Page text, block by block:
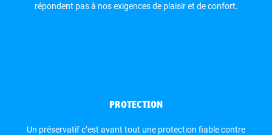
répondent pas à nos exigences de plaisir et de confort.
PROTECTION
Un préservatif c’est avant tout une protection fiable contre